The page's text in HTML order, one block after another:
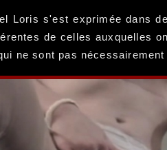
Loris s'est exprimée dans
de celles auxquelles
ne sont pas